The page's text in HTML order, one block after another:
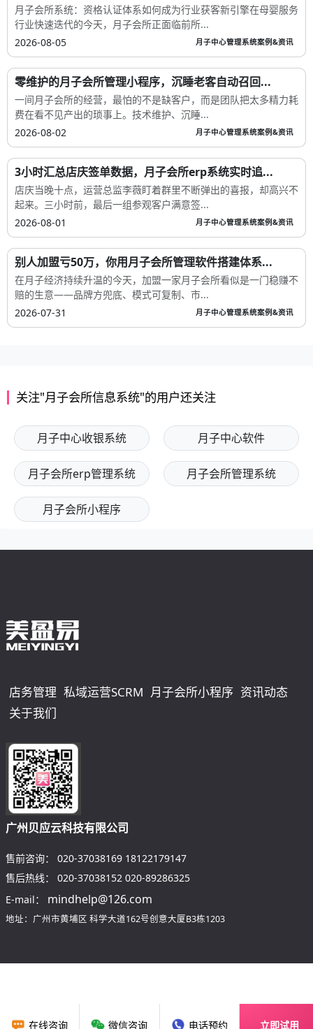
月子会所系统：资格认证体系如何成为行业获客新引擎在母婴服务
行业快速迭代的今天，月子会所正面临前所...
2026-08-05
月子中心管理系统案例&资讯
零维护的月子会所管理小程序，沉睡老客自动召回...
一间月子会所的经营，最怕的不是缺客户，而是团队把太多精力耗
费在看不见产出的琐事上。技术维护、沉睡...
2026-08-02
月子中心管理系统案例&资讯
3小时汇总店庆签单数据，月子会所erp系统实时追...
店庆当晚十点，运营总监李薇盯着群里不断弹出的喜报，却高兴不
起来。三小时前，最后一组参观客户满意签...
2026-08-01
月子中心管理系统案例&资讯
别人加盟亏50万，你用月子会所管理软件搭建体系...
在月子经济持续升温的今天，加盟一家月子会所看似是一门稳赚不
赔的生意——品牌方兜底、模式可复制、市...
2026-07-31
月子中心管理系统案例&资讯
关注"月子会所信息系统"的用户还关注
月子中心收银系统 月子中心软件
月子会所erp管理系统 月子会所管理系统
月子会所小程序
在线咨询 微信咨询 电话预约 立即试用
店务管理 私域运营SCRM 月子会所小程序 资讯动态
关于我们
广州贝应云科技有限公司
售前咨询： 020-37038169 18122179147
售后热线：
020-37038152 020-89286325
E-mail：
mindhelp@126.com
地址：广州市黄埔区 科学大道162号创意大厦B3栋1203